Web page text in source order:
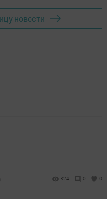
новости
324 0 0